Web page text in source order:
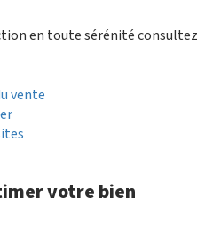
en toute sérénité consultez
vente
votre bien